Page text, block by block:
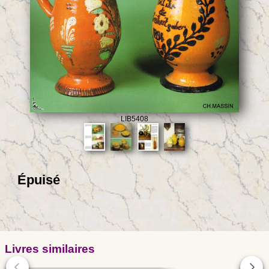
LIB5408
Épuisé
Livres similaires